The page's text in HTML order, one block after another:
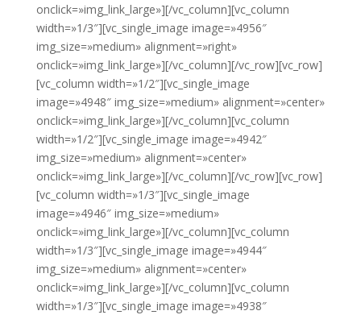
onclick=»img_link_large»][/vc_column][vc_column
width=»1/3″][vc_single_image image=»4956″
img_size=»medium» alignment=»right»
onclick=»img_link_large»][/vc_column][/vc_row][vc_row]
[vc_column width=»1/2″][vc_single_image
image=»4948″ img_size=»medium» alignment=»center»
onclick=»img_link_large»][/vc_column][vc_column
width=»1/2″][vc_single_image image=»4942″
img_size=»medium» alignment=»center»
onclick=»img_link_large»][/vc_column][/vc_row][vc_row]
[vc_column width=»1/3″][vc_single_image
image=»4946″ img_size=»medium»
onclick=»img_link_large»][/vc_column][vc_column
width=»1/3″][vc_single_image image=»4944″
img_size=»medium» alignment=»center»
onclick=»img_link_large»][/vc_column][vc_column
width=»1/3″][vc_single_image image=»4938″